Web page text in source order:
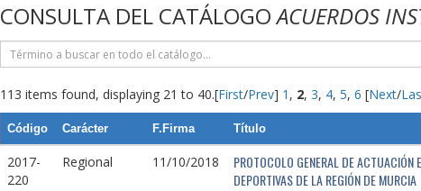
CONSULTA DEL CATÁLOGOACUERDOS
113 items found, displaying 21 to 40.[First/Prev] 1 , 2, 3, 4, 5, 6 [Next/
Código Carácter F.Firma Título
2017-
220
Regional 11/10/2018
PROTOCOLO GENERAL DE ACTUACIÓN
DEPORTIVAS DE LA REGIÓN DE MURCIA